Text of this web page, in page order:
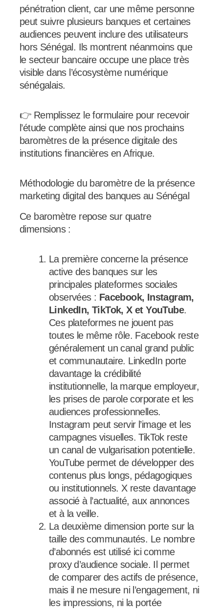
pénétration client, car une même personne
peut suivre plusieurs banques et certaines
audiences peuvent inclure des utilisateurs
hors Sénégal. Ils montrent néanmoins que
le secteur bancaire occupe une place très
visible dans l’écosystème numérique
sénégalais.
👉 Remplissez le formulaire pour recevoir
l’étude complète ainsi que nos prochains
baromètres de la présence digitale des
institutions financières en Afrique.
Méthodologie du baromètre de la présence
marketing digital des banques au Sénégal
Ce baromètre repose sur quatre
dimensions :
La première concerne la présence
active des banques sur les
principales plateformes sociales
observées : Facebook, Instagram,
LinkedIn, TikTok, X et YouTube.
Ces plateformes ne jouent pas
toutes le même rôle. Facebook reste
généralement un canal grand public
et communautaire. LinkedIn porte
davantage la crédibilité
institutionnelle, la marque employeur,
les prises de parole corporate et les
audiences professionnelles.
Instagram peut servir l’image et les
campagnes visuelles. TikTok reste
un canal de vulgarisation potentielle.
YouTube permet de développer des
contenus plus longs, pédagogiques
ou institutionnels. X reste davantage
associé à l’actualité, aux annonces
et à la veille.
La deuxième dimension porte sur la
taille des communautés. Le nombre
d’abonnés est utilisé ici comme
proxy d’audience sociale. Il permet
de comparer des actifs de présence,
mais il ne mesure ni l’engagement, ni
les impressions, ni la portée